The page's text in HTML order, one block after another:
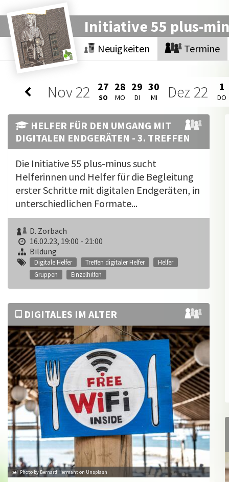
Initiative 55 plus-
Neuigkeiten Termine
Nov22 27
SO
28
MO
29
DI
30
MI Dez 22 1
DO
HELFER FÜR DEN UMGANG MIT
DIGITALEN ENDGERÄTEN - 3. TREFFEN
Die Initiative 55 plus-minus sucht
Helferinnen und Helfer für die Begleitung
erster Schritte mit digitalen Endgeräten, in
unterschiedlichen Formate...
D. Zorbach
16.02.23, 19:00 - 21:00
Bildung
Digitale Helfer Treffen digitaler Helfer
Helfer
Gruppen
Einzelhilfen
DIGITALES IM ALTER
Photo by Bernard Hermant on Unsplash